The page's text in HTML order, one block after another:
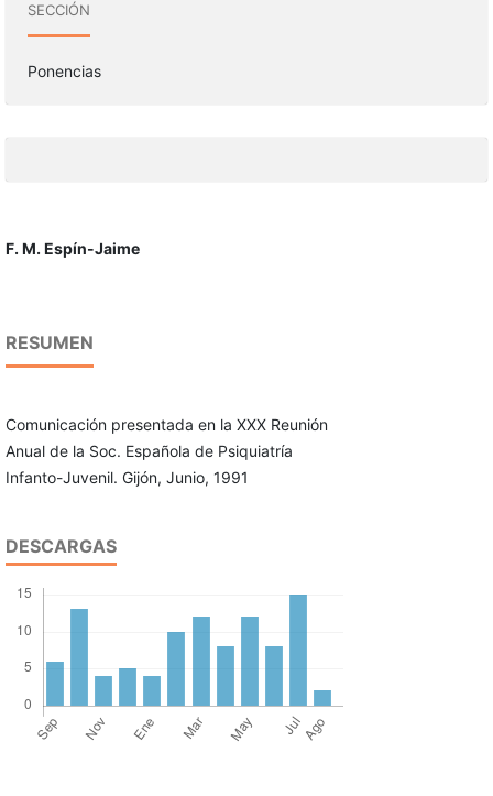
SECCIÓN
Ponencias
F. M. Espín-Jaime
RESUMEN
Comunicación presentada en la XXX Reunión
Anual de la Soc. Española de Psiquiatría
Infanto-Juvenil. Gijón, Junio, 1991
DESCARGAS